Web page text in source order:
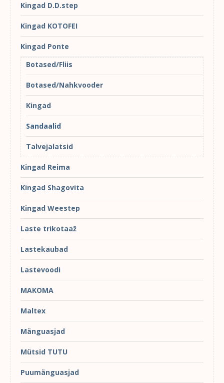
Kingad D.D.step
Kingad KOTOFEI
Kingad Ponte
Botased/Fliis
Botased/Nahkvooder
Kingad
Sandaalid
Talvejalatsid
Kingad Reima
Kingad Shagovita
Kingad Weestep
Laste trikotaaž
Lastekaubad
Lastevoodi
MAKOMA
Maltex
Mänguasjad
Mütsid TUTU
Puumänguasjad